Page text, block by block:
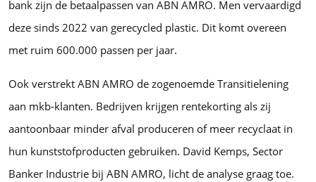
bank zijn de betaalpassen van ABN AMRO. Men vervaardigd
deze sinds 2022 van gerecycled plastic. Dit komt overeen
met ruim 600.000 passen per jaar.
Ook verstrekt ABN AMRO de zogenoemde Transitielening
aan mkb-klanten. Bedrijven krijgen rentekorting als zij
aantoonbaar minder afval produceren of meer recyclaat in
hun kunststofproducten gebruiken. David Kemps, Sector
Banker Industrie bij ABN AMRO, licht de analyse graag toe.